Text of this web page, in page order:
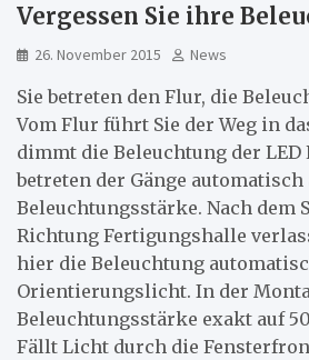
Vergessen Sie ihre
26. November 2015 News
Sie betreten den Flur, die
Vom Flur führt Sie der Weg in
dimmt die Beleuchtung der
betreten der Gänge
Beleuchtungsstärke. Nach dem
Richtung Fertigungshalle
hier die Beleuchtung
Orientierungslicht. In der
Beleuchtungsstärke exakt auf
Fällt Licht durch die